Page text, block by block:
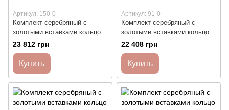
Артикул: 150-0
Комплект серебряный с
золотыми вставками кольцо и
сережки с белыми цирконами
разной формы
23 812 грн
Купить
Артикул: 91-0
Комплект серебряный с
золотыми вставками кольцо и
сережки с круглыми белыми и
сиреневыми цирконами
22 408 грн
Купить